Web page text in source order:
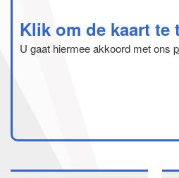
Klik om de kaart te
U gaat hiermee akkoord met ons